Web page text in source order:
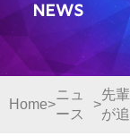
資料請求
出願の流れ
オープンキ
News
Home
ニュ
ース
先
が